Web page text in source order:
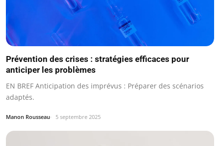
Prévention des crises : stratégies efficaces pour
anticiper les problèmes
EN BREF Anticipation des imprévus : Préparer des scénarios
adaptés.
Manon Rousseau 5 septembre 2025